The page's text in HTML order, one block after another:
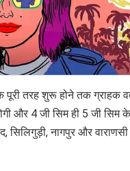
तरह शुरू होने तक ग्राहक
और 4 जी सिम ही 5 जी सिम
सिलिगुड़ी, नागपुर और